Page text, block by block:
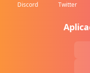
Discord Twitter